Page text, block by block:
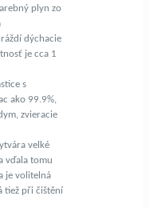
plyn zo
dýchacie
je cca 1
s
ako 99.9%,
zvieracie
velké
vďala tomu
je volitelná
tiež při čištění